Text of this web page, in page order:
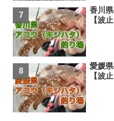
香川
【波
愛媛
【波